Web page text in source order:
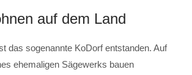
auf dem Land
das sogenannte KoDorf entstanden. Auf
ehemaligen Sägewerks bauen